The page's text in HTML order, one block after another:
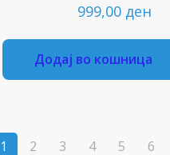
999,00 ден
Додај во кошница
1 2 3 4 5 6